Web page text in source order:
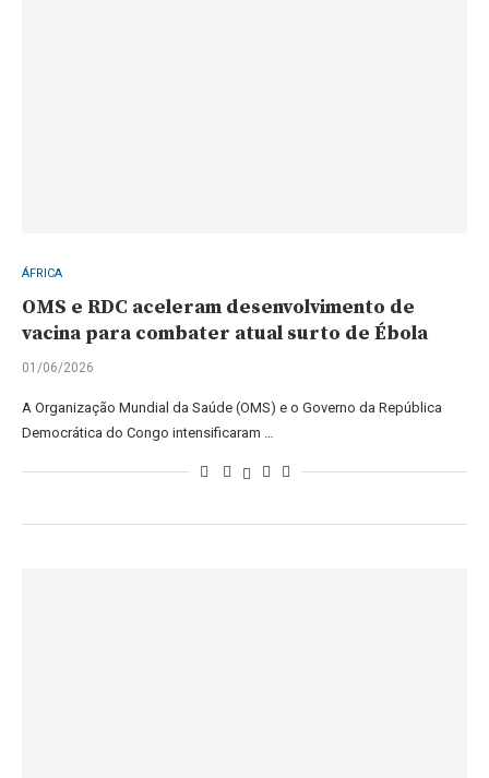
ÁFRICA
OMS e RDC aceleram desenvolvimento de
vacina para combater atual surto de Ébola
01/06/2026
A Organização Mundial da Saúde (OMS) e o Governo da República
Democrática do Congo intensificaram …